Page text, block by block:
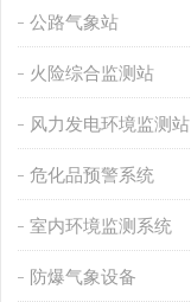
公路气象站
火险综合监测站
风力发电环境监测站
危化品预警系统
室内环境监测系统
防爆气象设备